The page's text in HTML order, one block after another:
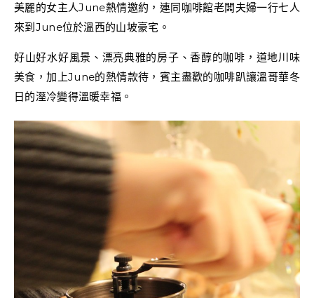
美麗的女主人June熱情邀約，連同咖啡館老闆夫婦一行七人
來到June位於溫西的山坡豪宅。
好山好水好風景、漂亮典雅的房子、香醇的咖啡，道地川味
美食，加上June的熱情款待，賓主盡歡的咖啡趴讓溫哥華冬
日的溼冷變得溫暖幸福。